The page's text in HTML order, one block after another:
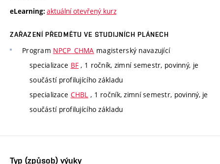
eLearning: aktuální otevřený kurz
ZAŘAZENÍ PŘEDMĚTU VE STUDIJNÍCH PLÁNECH
Program NPCP_CHMA magisterský navazující
specializace BF , 1 ročník, zimní semestr, povinný, je
součástí profilujícího základu
specializace CHBL , 1 ročník, zimní semestr, povinný, je
součástí profilujícího základu
Typ (způsob) výuky